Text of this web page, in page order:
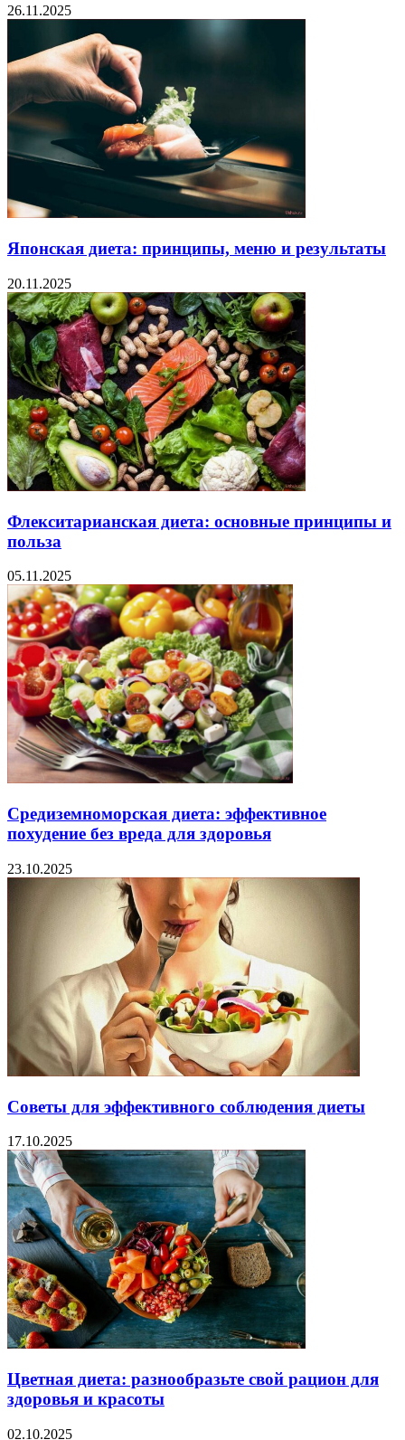
26.11.2025
Японская диета: принципы, меню и результаты
20.11.2025
Флекситарианская диета: основные принципы и
польза
05.11.2025
Средиземноморская диета: эффективное
похудение без вреда для здоровья
23.10.2025
Советы для эффективного соблюдения диеты
17.10.2025
Цветная диета: разнообразьте свой рацион для
здоровья и красоты
02.10.2025